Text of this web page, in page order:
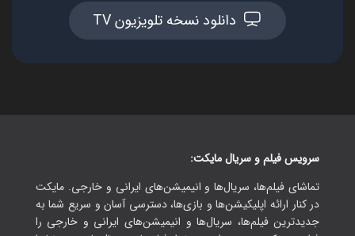
دانلود نسخه تلویزیون TV
سرویس فیلم و سریال مایکت:
تماشای فیلم‌ها، سریال‌ها و انیمیشن‌های ایرانی و خارجی. مایکت
در کنار ارائه اپلیکیشن‌ها و بازی‌ها، دسترسی آسان و سریع شما به
جدیدترین فیلم‌ها، سریال‌ها و انیمیشن‌های ایرانی و خارجی را